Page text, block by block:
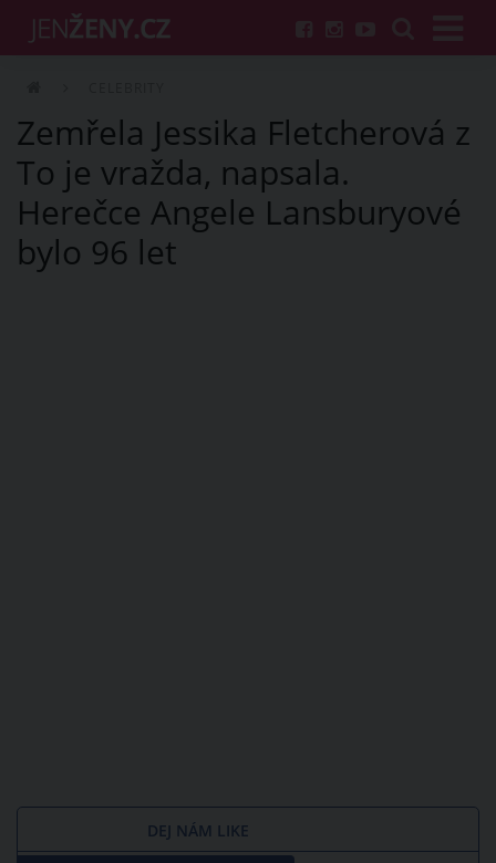
Zemřela Jessika Fletcherová z
To je vražda, napsala.
Herečce Angele Lansburyové
bylo 96 let
DEJ NÁM LIKE